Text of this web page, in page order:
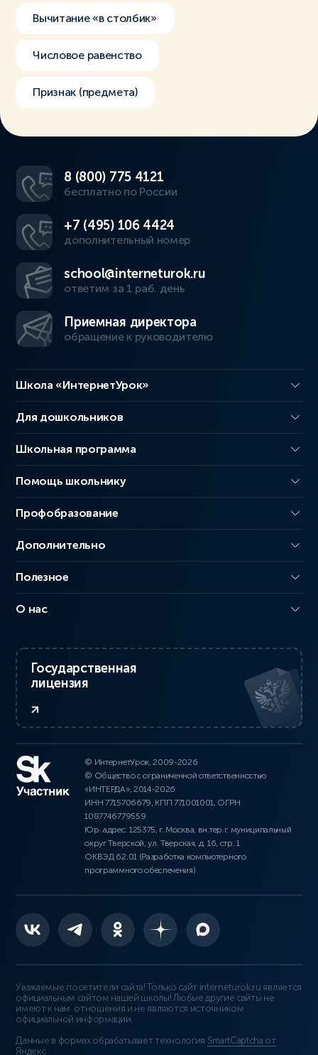
Вычитание «в столбик»
Числовое равенство
Признак (предмета)
8 (800) 775 4121
бесплатно по России
+7 (495) 106 4424
дополнительный номер
school@interneturok.ru
ответим за 1 раб. день
Приемная директора
обращение к руководителю
Школа «ИнтернетУрок»
Для дошкольников
Школьная программа
Помощь школьнику
Профобразование
Дополнительно
Полезное
О нас
Государственная
лицензия
© ИнтернетУрок, 2009-2026
© Общество с ограниченной ответственностью
«ИНТЕРДА», 2014-2026
ИНН 7715706679, КПП 771001001, ОГРН
1087746779559
Юр. адрес: 125375, г. Москва, вн.тер.г. муниципальный
округ Тверской, ул. Тверская, д. 16, стр. 1
ОКВЭД 62.01 (Разработка компьютерного
программного обеспечения)
Уважаемые посетители сайта! Только сайт interneturok.ru является
официальным сайтом нашей школы! Любые другие сайты не
имеют к нам отношения и не являются источником
официальной информации.
Данные в формах обрабатывает технология SmartCaptcha от
Яндекс